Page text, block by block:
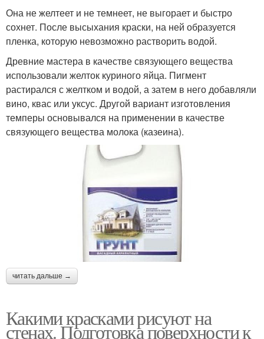
Она не желтеет и не темнеет, не выгорает и быстро
сохнет. После высыхания краски, на ней образуется
пленка, которую невозможно растворить водой.
Древние мастера в качестве связующего вещества
использовали желток куриного яйца. Пигмент
растирался с желтком и водой, а затем в него добавляли
вино, квас или уксус. Другой вариант изготовления
темперы основывался на применении в качестве
связующего вещества молока (казеина).
читать дальше →
Какими красками рисуют на
стенах. Подготовка поверхности к